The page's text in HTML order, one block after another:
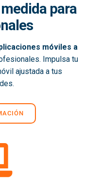
para
móviles a
Impulsa tu
ajustada a tus